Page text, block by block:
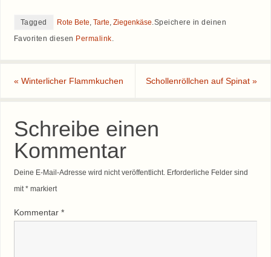
Tagged Rote Bete Tarte Ziegenkäse Speichere in deinen
Favoriten diesen Permalink
« Winterlicher Flammkuchen Schollenröllchen auf Spinat»
Schreibe einen
Kommentar
Deine E-Mail-Adresse wird nicht veröffentlicht. Erforderliche Felder sind
mit *markiert
Kommentar *